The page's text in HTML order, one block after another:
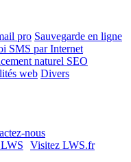
pro Sauvegarde en ligne
SMS par Internet
naturel SEO
web Divers
nous
Visitez LWS.fr